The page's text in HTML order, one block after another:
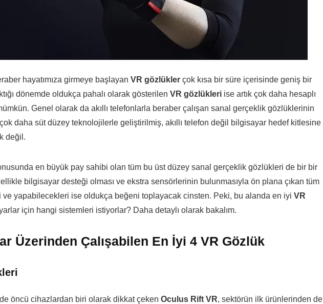
hayatımıza girmeye başlayan VR gözlükler çok kısa bir süre içerisinde geniş bir
dönemde oldukça pahalı olarak gösterilen VR gözlükleri ise artık çok daha hesaplı
Genel olarak da akıllı telefonlarla beraber çalışan sanal gerçeklik gözlüklerinin
daha süt düzey teknolojilerle geliştirilmiş, akıllı telefon değil bilgisayar hedef kitlesine
değil.
en büyük pay sahibi olan tüm bu üst düzey sanal gerçeklik gözlükleri de bir bir
bilgisayar desteği olması ve ekstra sensörlerinin bulunmasıyla ön plana çıkan tüm
yapabilecekleri ise oldukça beğeni toplayacak cinsten. Peki, bu alanda en iyi VR
için hangi sistemleri istiyorlar? Daha detaylı olarak bakalım.
Üzerinden Çalışabilen En İyi 4 VR Gözlük
öncü cihazlardan biri olarak dikkat çeken Oculus Rift VR, sektörün ilk ürünlerinden de